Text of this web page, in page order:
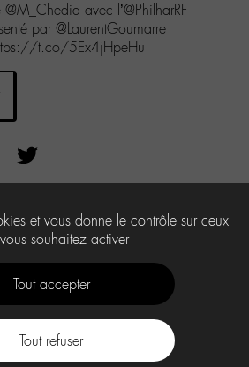
avec l’@PhilharRF
par @LaurentGoumarre
t.co/5Ex4jHpeHu
et vous donne le contrôle sur ceux
souhaitez activer
Tout accepter
Tout refuser